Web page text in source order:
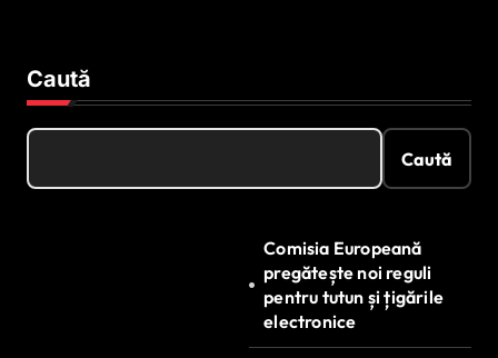
Caută
Caută
Comisia Europeană
pregătește noi reguli
pentru tutun și țigările
electronice